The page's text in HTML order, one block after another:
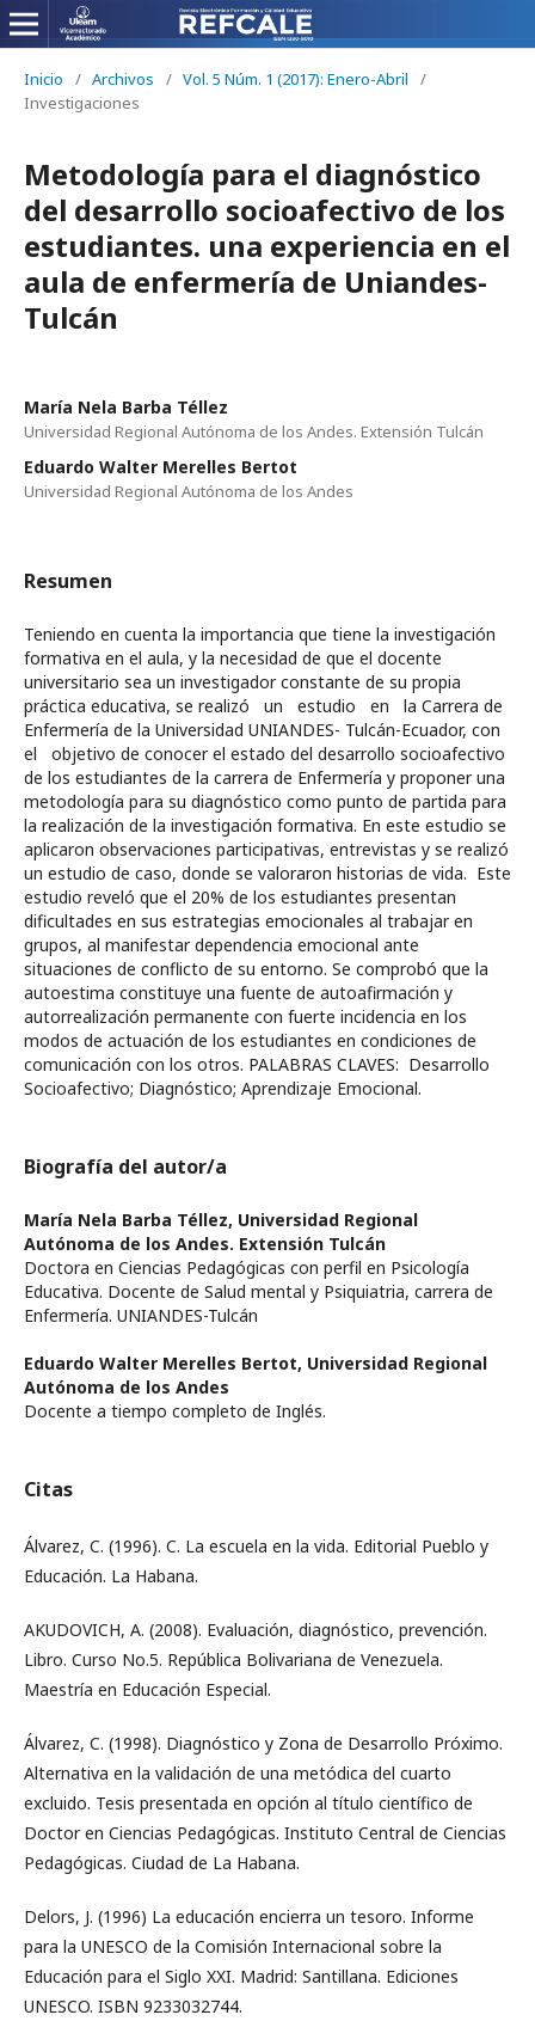
Inicio / Archivos / Vol. 5 Núm. 1 (2017): Enero-Abril
/
Investigaciones
Metodología para el diagnóstico
del desarrollo socioafectivo de los
estudiantes. una experiencia en el
aula de enfermería de Uniandes-
Tulcán
María Nela Barba Téllez
Universidad Regional Autónoma de los Andes. Extensión Tulcán
Eduardo Walter Merelles Bertot
Universidad Regional Autónoma de los Andes
Resumen
Teniendo en cuenta la importancia que tiene la investigación
formativa en el aula, y la necesidad de que el docente
universitario sea un investigador constante de su propia
práctica educativa, se realizó un estudio en la Carrera de
Enfermería de la Universidad UNIANDES- Tulcán-Ecuador, con
el objetivo de conocer el estado del desarrollo socioafectivo
de los estudiantes de la carrera de Enfermería y proponer una
metodología para su diagnóstico como punto de partida para
la realización de la investigación formativa. En este estudio se
aplicaron observaciones participativas, entrevistas y se realizó
un estudio de caso, donde se valoraron historias de vida. Este
estudio reveló que el 20% de los estudiantes presentan
dificultades en sus estrategias emocionales al trabajar en
grupos, al manifestar dependencia emocional ante
situaciones de conflicto de su entorno. Se comprobó que la
autoestima constituye una fuente de autoafirmación y
autorrealización permanente con fuerte incidencia en los
modos de actuación de los estudiantes en condiciones de
comunicación con los otros. PALABRAS CLAVES: Desarrollo
Socioafectivo; Diagnóstico; Aprendizaje Emocional.
Biografía del autor/a
María Nela Barba Téllez, Universidad Regional
Autónoma de los Andes. Extensión Tulcán
Doctora en Ciencias Pedagógicas con perfil en Psicología
Educativa. Docente de Salud mental y Psiquiatria, carrera de
Enfermería. UNIANDES-Tulcán
Eduardo Walter Merelles Bertot, Universidad Regional
Autónoma de los Andes
Docente a tiempo completo de Inglés.
Citas
Álvarez, C. (1996). C. La escuela en la vida. Editorial Pueblo y
Educación. La Habana.
AKUDOVICH, A. (2008). Evaluación, diagnóstico, prevención.
Libro. Curso No.5. República Bolivariana de Venezuela.
Maestría en Educación Especial.
Álvarez, C. (1998). Diagnóstico y Zona de Desarrollo Próximo.
Alternativa en la validación de una metódica del cuarto
excluido. Tesis presentada en opción al título científico de
Doctor en Ciencias Pedagógicas. Instituto Central de Ciencias
Pedagógicas. Ciudad de La Habana.
Delors, J. (1996) La educación encierra un tesoro. Informe
para la UNESCO de la Comisión Internacional sobre la
Educación para el Siglo XXI. Madrid: Santillana. Ediciones
UNESCO. ISBN 9233032744.